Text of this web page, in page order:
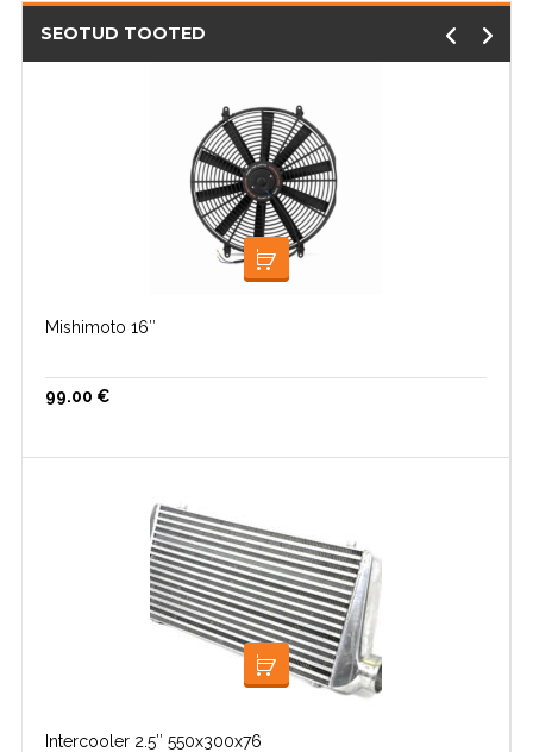
SEOTUD TOOTED
LISA KORVI
Mishimoto 16″
99.00 €
LISA KORVI
Intercooler 2.5″ 550x300x76